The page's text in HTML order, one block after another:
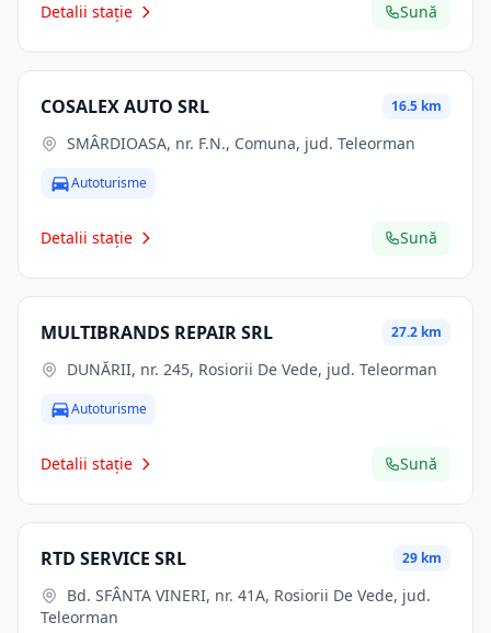
Detalii stație Sună
COSALEX AUTO SRL 16.5 km
SMÂRDIOASA, nr. F.N., Comuna, jud. Teleorman
Autoturisme
Detalii stație Sună
MULTIBRANDS REPAIR SRL 27.2 km
DUNĂRII, nr. 245, Rosiorii De Vede, jud. Teleorman
Autoturisme
Detalii stație Sună
RTD SERVICE SRL 29 km
Teleorman